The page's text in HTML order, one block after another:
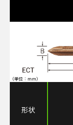
（単位：mm）
形状